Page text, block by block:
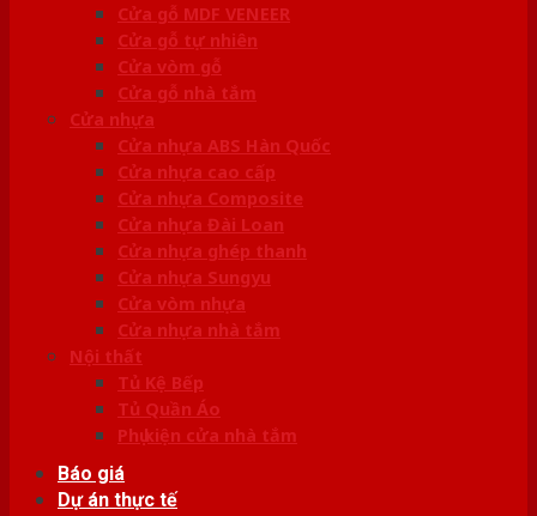
Cửa gỗ MDF VENEER
Cửa gỗ tự nhiên
Cửa vòm gỗ
Cửa gỗ nhà tắm
Cửa nhựa
Cửa nhựa ABS Hàn Quốc
Cửa nhựa cao cấp
Cửa nhựa Composite
Cửa nhựa Đài Loan
Cửa nhựa ghép thanh
Cửa nhựa Sungyu
Cửa vòm nhựa
Cửa nhựa nhà tắm
Nội thất
Tủ Kệ Bếp
Tủ Quần Áo
Phụ kiện cửa nhà tắm
Báo giá
Dự án thực tế